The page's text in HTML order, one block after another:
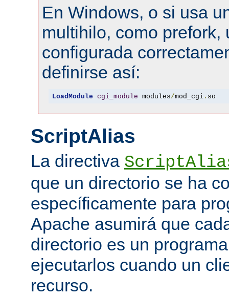
En Windows, o si usa
multihilo, como prefork,
configurada
definirse así:
LoadModule cgi_module modules/mod_cgi. so
ScriptAlias
La directiva
que un directorio se ha
específicamente para
Apache asumirá que
directorio es un
ejecutarlos cuando un
recurso.